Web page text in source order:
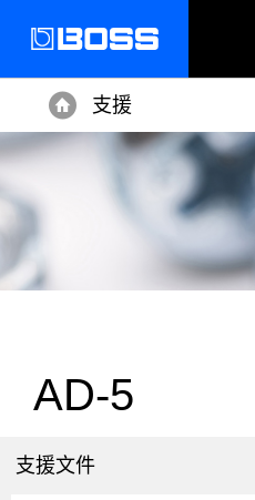
Home
支援
AD-5
支援文件